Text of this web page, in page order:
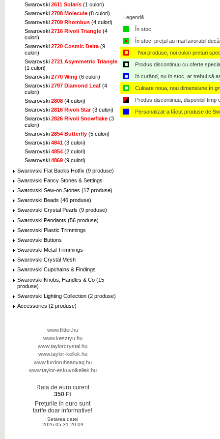
Swarovski 2611 Solaris (1 culori)
Swarovski 2708 Molecule (8 culori)
Swarovski 2709 Rhombus (4 culori)
Swarovski 2716 Rivoli Triangle (4
culori)
Swarovski 2720 Cosmic Delta (9
culori)
Swarovski 2721 Asymmetric Triangle
(1 culori)
Swarovski 2770 Wing (6 culori)
Swarovski 2797 Diamond Leaf (4
culori)
Swarovski 2808 (4 culori)
Swarovski 2816 Rivoli Star(3 culori)
Swarovski 2826 Rivoli Snowflake (3
culori)
Swarovski 2854 Butterfly (5 culori)
Swarovski 4841 (3 culori)
Swarovski 4854 (2 culori)
Swarovski 4869 (9 culori)
Swarovski Flat Backs Hotfix (9 produse)
Swarovski Fancy Stones & Settings
Swarovski Sew-on Stones (17 produse)
Swarovski Beads (46 produse)
Swarovski Crystal Pearls (9 produse)
Swarovski Pendants (56 produse)
Swarovski Plastic Trimmings
Swarovski Buttons
Swarovski Metal Trimmings
Swarovski Crystal Mesh
Swarovski Cupchains & Findings
Swarovski Knobs, Handles & Co (15
produse)
Swarovski Lighting Collection (2 produse)
Accessories (2 produse)
www.flitter.hu
www.kesztyu.hu
www.taylorcrystal.hu
www.taylor-kellek.hu
www.furdoruhaanyag.hu
www.taylor-eskuvoikellek.hu
Rata de euro curent
350 Ft
Prețurile în euro sunt
tarife doar informative!
Setarea datei
2026.05.31 20:09
Legendă
În stoc.
În stoc, prețul au mai favorabil
Noi produse, noi culori preturi
Produs discontinuu cu oferte
în curând, nu în stoc, ar trebui să
Culoare noua, nou dimensiune în
Produs discontinuu, disponibil timp
Personalizat-a făcut produse de